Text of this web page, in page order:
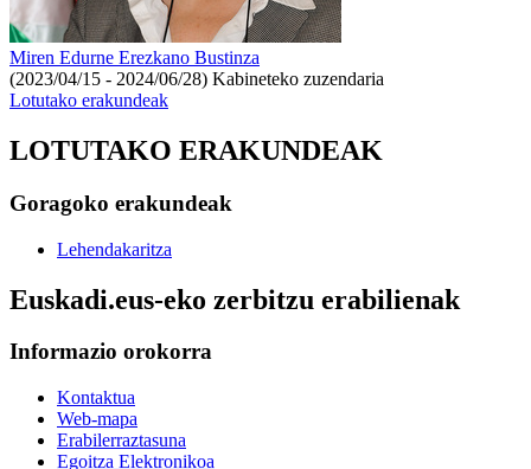
Miren Edurne Erezkano Bustinza
(2023/04/15 - 2024/06/28) Kabineteko zuzendaria
Lotutako erakundeak
LOTUTAKO ERAKUNDEAK
Goragoko erakundeak
Lehendakaritza
Euskadi.eus-eko zerbitzu erabilienak
Informazio orokorra
Kontaktua
Web-mapa
Erabilerraztasuna
Egoitza Elektronikoa